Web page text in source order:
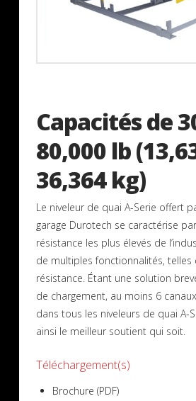
Capacités de
80,000 lb
36,364 kg)
Le niveleur de quai A-Serie offert
garage Durotech se caractérise
résistance les plus élevés de
de multiples fonctionnalités, telles
résistance. Étant une solution
de chargement, au moins 6
dans tous les niveleurs de quai A-
ainsi le meilleur soutient qui soit.
Téléchargement(s)
Brochure (PDF)